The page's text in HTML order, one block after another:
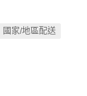
國家/地區配送